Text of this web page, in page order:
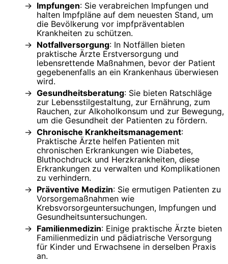
Impfungen: Sie verabreichen Impfungen und
halten Impfpläne auf dem neuesten Stand, um
die Bevölkerung vor impfpräventablen
Krankheiten zu schützen.
Notfallversorgung: In Notfällen bieten
praktische Ärzte Erstversorgung und
lebensrettende Maßnahmen, bevor der Patient
gegebenenfalls an ein Krankenhaus überwiesen
wird.
Gesundheitsberatung: Sie bieten Ratschläge
zur Lebensstilgestaltung, zur Ernährung, zum
Rauchen, zur Alkoholkonsum und zur Bewegung,
um die Gesundheit der Patienten zu fördern.
Chronische Krankheitsmanagement:
Praktische Ärzte helfen Patienten mit
chronischen Erkrankungen wie Diabetes,
Bluthochdruck und Herzkrankheiten, diese
Erkrankungen zu verwalten und Komplikationen
zu verhindern.
Präventive Medizin: Sie ermutigen Patienten zu
Vorsorgemaßnahmen wie
Krebsvorsorgeuntersuchungen, Impfungen und
Gesundheitsuntersuchungen.
Familienmedizin: Einige praktische Ärzte bieten
Familienmedizin und pädiatrische Versorgung
für Kinder und Erwachsene in derselben Praxis
an.